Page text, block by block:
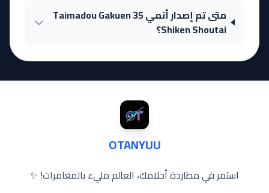
متى تم إصدار أنمي Taimadou Gakuen 35
Shiken Shoutai؟
OTANYUU
استمر في مطاردة أحلامك، العالم مليء بالمغامرات! ✨